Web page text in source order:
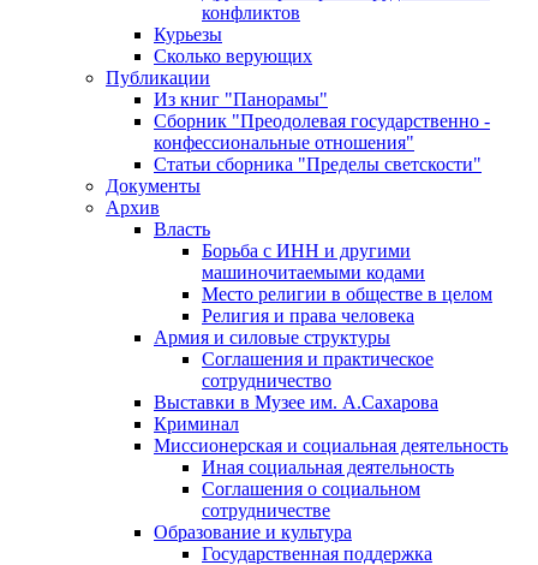
конфликтов
Курьезы
Сколько верующих
Публикации
Из книг "Панорамы"
Сборник "Преодолевая государственно -
конфессиональные отношения"
Статьи сборника "Пределы светскости"
Документы
Архив
Власть
Борьба с ИНН и другими
машиночитаемыми кодами
Место религии в обществе в целом
Религия и права человека
Армия и силовые структуры
Соглашения и практическое
сотрудничество
Выставки в Музее им. А.Сахарова
Криминал
Миссионерская и социальная деятельность
Иная социальная деятельность
Соглашения о социальном
сотрудничестве
Образование и культура
Государственная поддержка